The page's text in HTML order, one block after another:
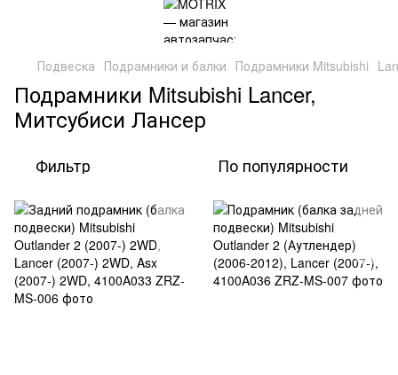
Подвеска Подрамники и балки Подрамники Mitsubishi
Подрамники Mitsubishi Lancer,
Митсубиси Лансер
Фильтр По популярности